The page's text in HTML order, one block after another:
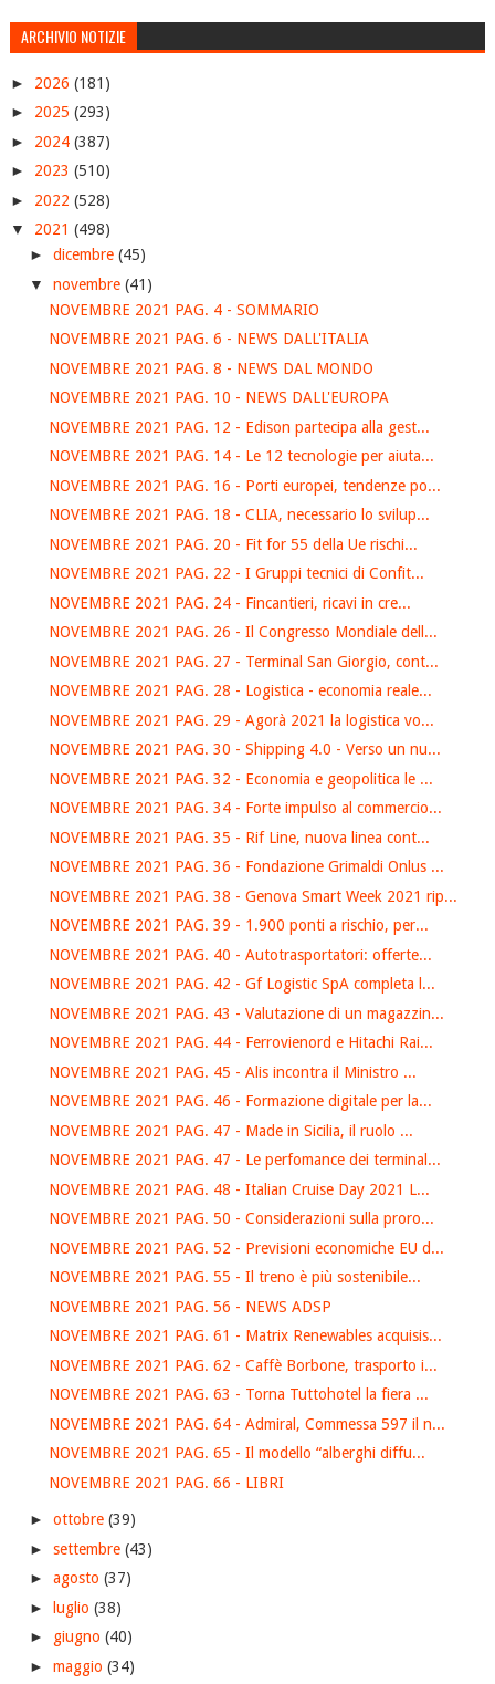
ARCHIVIO NOTIZIE
► 2026 (181)
► 2025 (293)
► 2024 (387)
► 2023 (510)
► 2022 (528)
▼ 2021 (498)
► dicembre (45)
▼ novembre (41)
NOVEMBRE 2021 PAG. 4 - SOMMARIO
NOVEMBRE 2021 PAG. 6 - NEWS DALL'ITALIA
NOVEMBRE 2021 PAG. 8 - NEWS DAL MONDO
NOVEMBRE 2021 PAG. 10 - NEWS DALL'EUROPA
NOVEMBRE 2021 PAG. 12 - Edison partecipa alla gest...
NOVEMBRE 2021 PAG. 14 - Le 12 tecnologie per aiuta...
NOVEMBRE 2021 PAG. 16 - Porti europei, tendenze po...
NOVEMBRE 2021 PAG. 18 - CLIA, necessario lo svilup...
NOVEMBRE 2021 PAG. 20 - Fit for 55 della Ue rischi...
NOVEMBRE 2021 PAG. 22 - I Gruppi tecnici di Confit...
NOVEMBRE 2021 PAG. 24 - Fincantieri, ricavi in cre...
NOVEMBRE 2021 PAG. 26 - Il Congresso Mondiale dell...
NOVEMBRE 2021 PAG. 27 - Terminal San Giorgio, cont...
NOVEMBRE 2021 PAG. 28 - Logistica - economia reale...
NOVEMBRE 2021 PAG. 29 - Agorà 2021 la logistica vo...
NOVEMBRE 2021 PAG. 30 - Shipping 4.0 - Verso un nu...
NOVEMBRE 2021 PAG. 32 - Economia e geopolitica le ...
NOVEMBRE 2021 PAG. 34 - Forte impulso al commercio...
NOVEMBRE 2021 PAG. 35 - Rif Line, nuova linea cont...
NOVEMBRE 2021 PAG. 36 - Fondazione Grimaldi Onlus ...
NOVEMBRE 2021 PAG. 38 - Genova Smart Week 2021 rip...
NOVEMBRE 2021 PAG. 39 - 1.900 ponti a rischio, per...
NOVEMBRE 2021 PAG. 40 - Autotrasportatori: offerte...
NOVEMBRE 2021 PAG. 42 - Gf Logistic SpA completa l...
NOVEMBRE 2021 PAG. 43 - Valutazione di un magazzin...
NOVEMBRE 2021 PAG. 44 - Ferrovienord e Hitachi Rai...
NOVEMBRE 2021 PAG. 45 - Alis incontra il Ministro ...
NOVEMBRE 2021 PAG. 46 - Formazione digitale per la...
NOVEMBRE 2021 PAG. 47 - Made in Sicilia, il ruolo ...
NOVEMBRE 2021 PAG. 47 - Le perfomance dei terminal...
NOVEMBRE 2021 PAG. 48 - Italian Cruise Day 2021 L...
NOVEMBRE 2021 PAG. 50 - Considerazioni sulla proro...
NOVEMBRE 2021 PAG. 52 - Previsioni economiche EU d...
NOVEMBRE 2021 PAG. 55 - Il treno è più sostenibile...
NOVEMBRE 2021 PAG. 56 - NEWS ADSP
NOVEMBRE 2021 PAG. 61 - Matrix Renewables acquisis...
NOVEMBRE 2021 PAG. 62 - Caffè Borbone, trasporto i...
NOVEMBRE 2021 PAG. 63 - Torna Tuttohotel la fiera ...
NOVEMBRE 2021 PAG. 64 - Admiral, Commessa 597 il n...
NOVEMBRE 2021 PAG. 65 - Il modello “alberghi diffu...
NOVEMBRE 2021 PAG. 66 - LIBRI
► ottobre (39)
► settembre (43)
► agosto (37)
► luglio (38)
► giugno (40)
► maggio (34)